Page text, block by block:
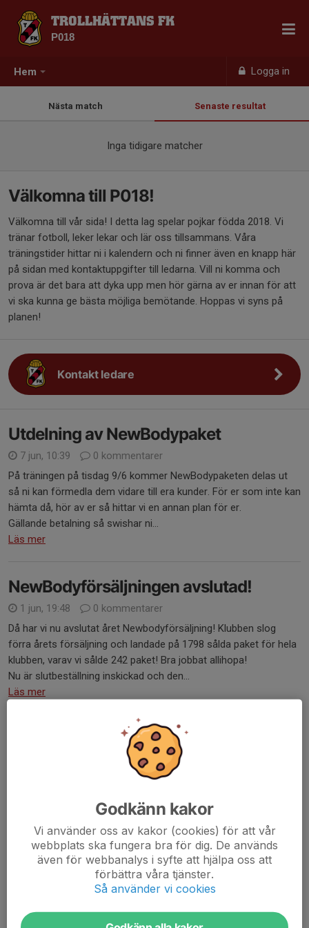
Hem Logga in
TROLLHÄTTANS FK
P018
Nästa match Senaste resultat
Inga tidigare matcher
Välkomna till P018!
Välkomna till vår sida! I detta lag spelar pojkar födda 2018. Vi
tränar fotboll, leker lekar och lär oss tillsammans. Våra
träningstider hittar ni i kalendern och ni finner även en knapp här
på sidan med kontaktuppgifter till ledarna. Vill ni komma och
prova är det bara att dyka upp men hör gärna av er innan för att
vi ska kunna ge bästa möjliga bemötande. Hoppas vi syns på
planen!
Kontakt ledare
Utdelning av NewBodypaket
7 jun, 10:39
0 kommentarer
På träningen på tisdag 9/6 kommer NewBodypaketen delas ut
så ni kan förmedla dem vidare till era kunder. För er som inte kan
hämta då, hör av er så hittar vi en annan plan för er.
Gällande betalning så swishar ni...
Läs mer
NewBodyförsäljningen avslutad!
1 jun, 19:48
0 kommentarer
Då har vi nu avslutat året Newbodyförsäljning! Klubben slog
förra årets försäljning och landade på 1798 sålda paket för hela
klubben, varav vi sålde 242 paket! Bra jobbat allihopa!
Nu är slutbeställning inskickad och den...
Läs mer
Sista veckan med försäljningen
0 kommentarer
Bra jobbat alla som var med på klassbollen med sina klasser
Nu drar sista veckan igång med försäljningen av NewBody. Tack
för er insats så långt, vi har hittills sålt 146 paket tillsammans.
Jättebra!
Fram till på...
Godkänn kakor
Vi använder oss av kakor (cookies) för att vår
webbplats ska fungera bra för dig. De används
även för webbanalys i syfte att hjälpa oss att
förbättra våra tjänster.
Så använder vi cookies